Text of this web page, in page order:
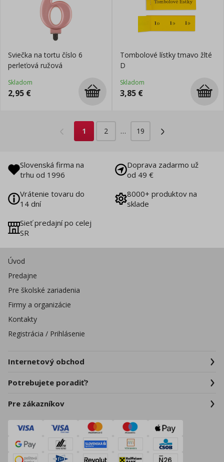
Sviečka na tortu číslo 6
perleťová ružová
Skladom
2,95 €
Tombolové lístky tmavo žlté
D
Skladom
3,85 €
1 2 … 19
Slovenská firma na
trhu od 1996
Doprava zadarmo už
od 49 €
Vrátenie tovaru do
14 dní
8000+ produktov na
sklade
Sieť predajní po celej
SR
Úvod
Predajne
Pre školské zariadenia
Firmy a organizácie
Kontakty
Registrácia / Prihlásenie
Internetový obchod
Potrebujete poradiť?
Pre zákazníkov